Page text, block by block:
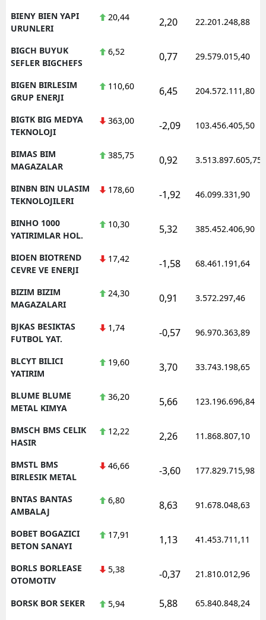
BIENY BIEN YAPI
URUNLERI
20,44 2,20 22.201.248,88
BIGCH BUYUK
SEFLER BIGCHEFS
6,52 0,77 29.579.015,40
BIGEN BIRLESIM
GRUP ENERJI
110,60 6,45 204.572.111,80
BIGTK BIG MEDYA
TEKNOLOJI
363,00 -2,09 103.456.405,50
BIMAS BIM
MAGAZALAR
385,75 0,92 3.513.897.605,75
BINBN BIN ULASIM
TEKNOLOJILERI
178,60 -1,92 46.099.331,90
BINHO 1000
YATIRIMLAR HOL.
10,30 5,32 385.452.406,90
BIOEN BIOTREND
CEVRE VE ENERJI
17,42 -1,58 68.461.191,64
BIZIM BIZIM
MAGAZALARI
24,30 0,91 3.572.297,46
BJKAS BESIKTAS
FUTBOL YAT.
1,74 -0,57 96.970.363,89
BLCYT BILICI
YATIRIM
19,60 3,70 33.743.198,65
BLUME BLUME
METAL KIMYA
36,20 5,66 123.196.696,84
BMSCH BMS CELIK
HASIR
12,22 2,26 11.868.807,10
BMSTL BMS
BIRLESIK METAL
46,66 -3,60 177.829.715,98
BNTAS BANTAS
AMBALAJ
6,80 8,63 91.678.048,63
BOBET BOGAZICI
BETON SANAYI
17,91 1,13 41.453.711,11
BORLS BORLEASE
OTOMOTIV
5,38 -0,37 21.810.012,96
BORSK BOR SEKER 5,94 5,88 65.840.848,24